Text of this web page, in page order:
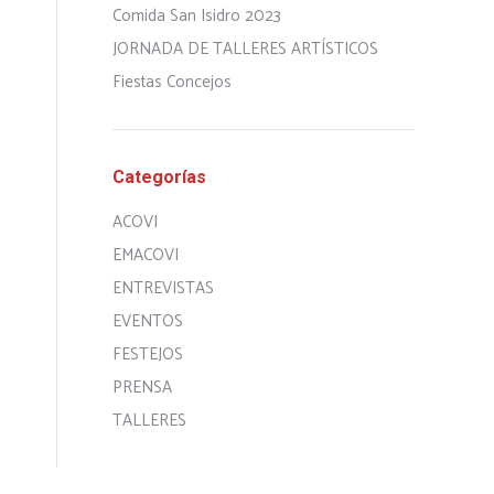
Comida San Isidro 2023
JORNADA DE TALLERES ARTÍSTICOS
Fiestas Concejos
Categorías
ACOVI
EMACOVI
ENTREVISTAS
EVENTOS
FESTEJOS
PRENSA
TALLERES